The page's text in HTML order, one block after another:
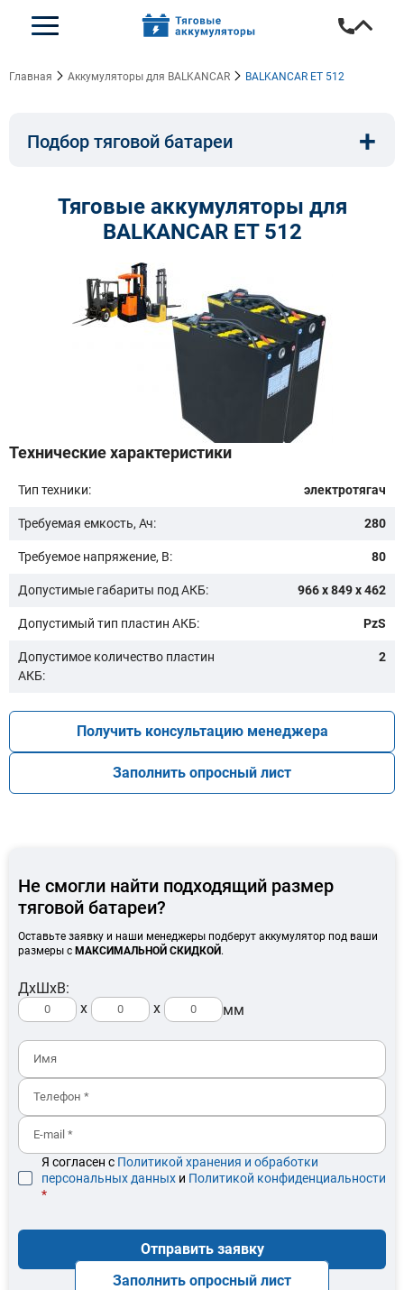
Главная Аккумуляторы для BALKANCAR BALKANCAR ET 512
Подбор тяговой батареи
Длина, мм:
Ширина, мм: Высота, мм:
Заказать консультацию
+
Тяговые аккумуляторы для
BALKANCAR ET 512
Технические характеристики
Тип техники: электротягач
Требуемая емкость, Ач: 280
Требуемое напряжение, В: 80
Допустимые габариты под АКБ: 966 х 849 х 462
Допустимый тип пластин АКБ: PzS
Допустимое количество пластин
АКБ:
2
Получить консультацию менеджера
Заполнить опросный лист
Не смогли найти подходящий размер
тяговой батареи?
Оставьте заявку и наши менеджеры подберут аккумулятор под ваши
размеры с МАКСИМАЛЬНОЙ СКИДКОЙ .
ДхШхВ:
x
x мм
Я согласен с Политикой хранения и обработки
персональных данных и Политикой конфиденциальности
*
Отправить заявку
Заполнить опросный лист